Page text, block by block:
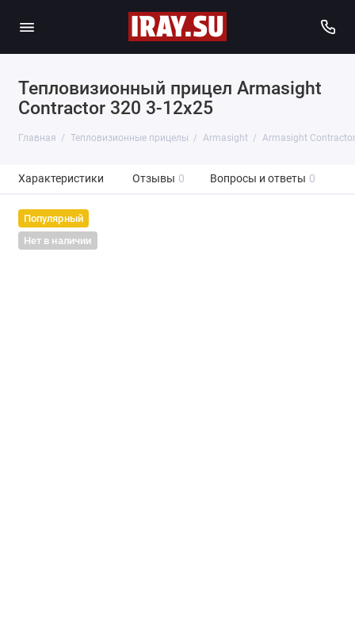
Тепловизионный прицел Armasight
Contractor 320 3-12x25
Главная Тепловизионные прицелы Armasight Armasight
Характеристики Отзывы 0 Вопросы и ответы 0
Популярный
Нет в наличии